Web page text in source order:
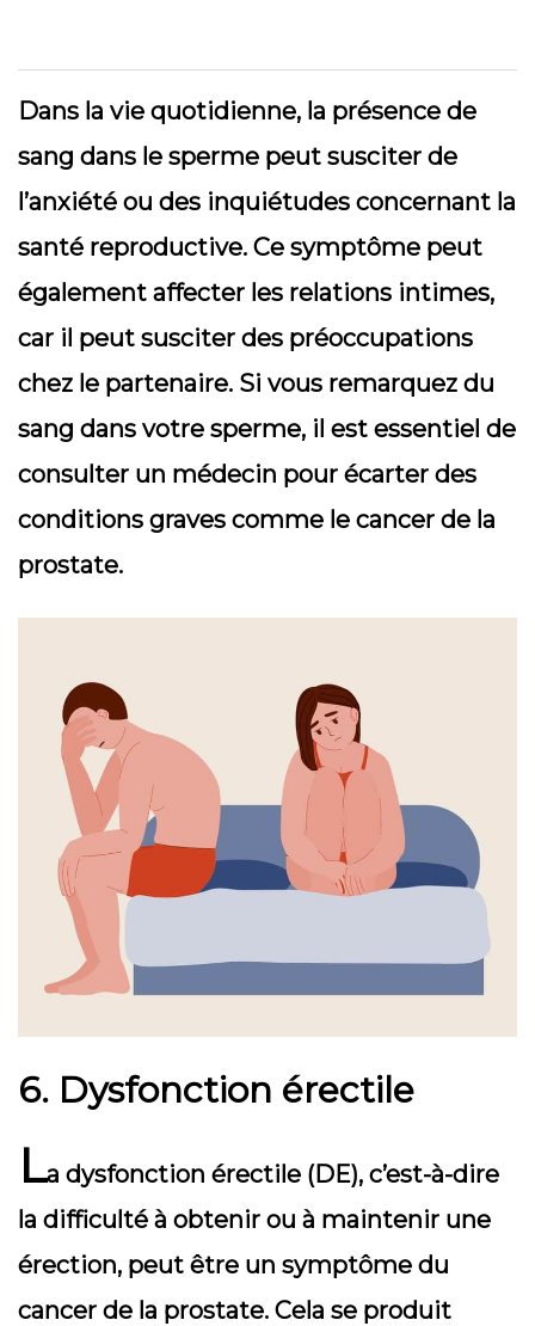
Dans la vie quotidienne, la présence de
sang dans le sperme peut susciter de
l’anxiété ou des inquiétudes concernant la
santé reproductive. Ce symptôme peut
également affecter les relations intimes,
car il peut susciter des préoccupations
chez le partenaire. Si vous remarquez du
sang dans votre sperme, il est essentiel de
consulter un médecin pour écarter des
conditions graves comme le cancer de la
prostate.
6. Dysfonction érectile
La dysfonction érectile (DE), c’est-à-dire
la difficulté à obtenir ou à maintenir une
érection, peut être un symptôme du
cancer de la prostate. Cela se produit